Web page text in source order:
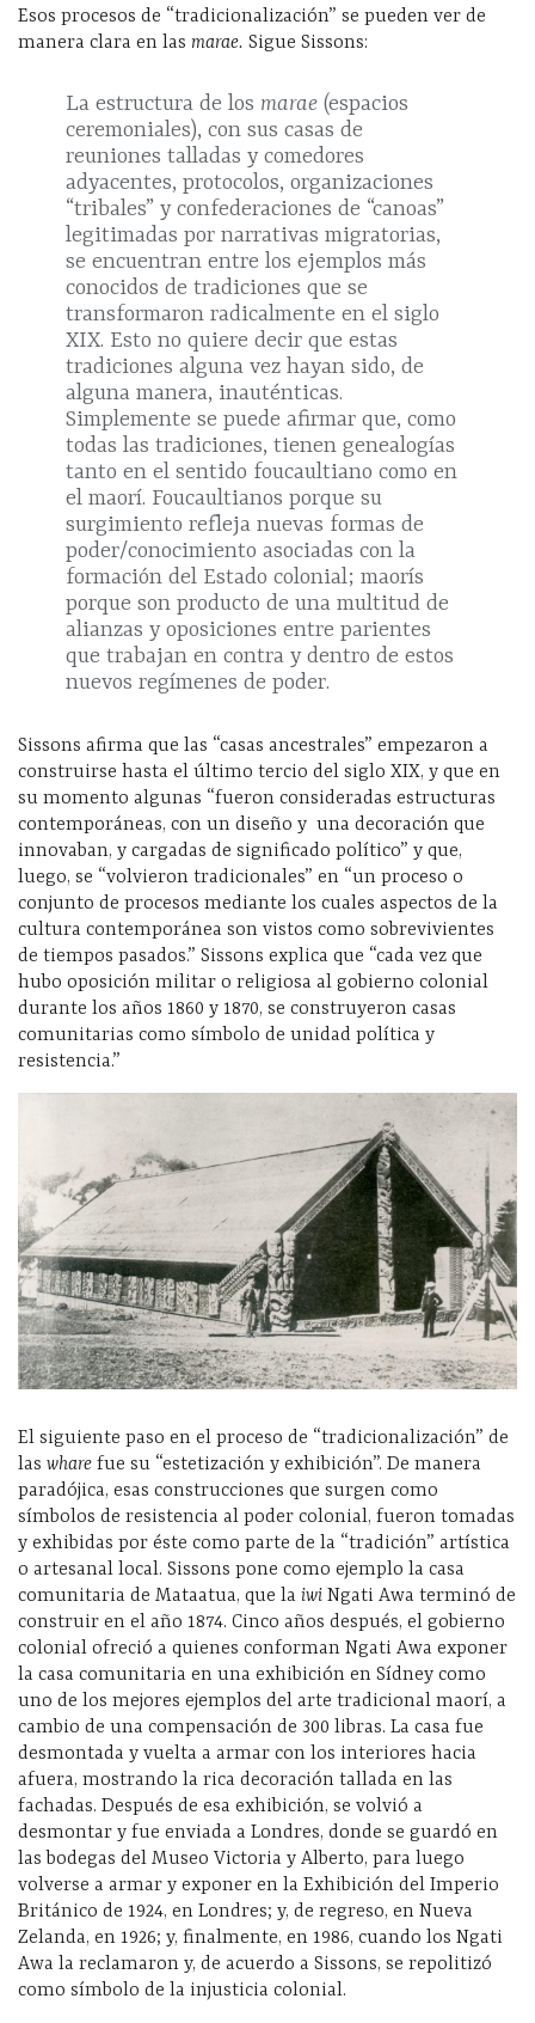
Esos procesos de “tradicionalización” se pueden ver de
manera clara en las marae. Sigue Sissons:
La estructura de los marae (espacios
ceremoniales), con sus casas de
reuniones talladas y comedores
adyacentes, protocolos, organizaciones
“tribales” y confederaciones de “canoas”
legitimadas por narrativas migratorias,
se encuentran entre los ejemplos más
conocidos de tradiciones que se
transformaron radicalmente en el siglo
XIX. Esto no quiere decir que estas
tradiciones alguna vez hayan sido, de
alguna manera, inauténticas.
Simplemente se puede afirmar que, como
todas las tradiciones, tienen genealogías
tanto en el sentido foucaultiano como en
el maorí. Foucaultianos porque su
surgimiento refleja nuevas formas de
poder/conocimiento asociadas con la
formación del Estado colonial; maorís
porque son producto de una multitud de
alianzas y oposiciones entre parientes
que trabajan en contra y dentro de estos
nuevos regímenes de poder.
Sissons afirma que las “casas ancestrales” empezaron a
construirse hasta el último tercio del siglo XIX, y que en
su momento algunas “fueron consideradas estructuras
contemporáneas, con un diseño y una decoración que
innovaban, y cargadas de significado político” y que,
luego, se “volvieron tradicionales” en “un proceso o
conjunto de procesos mediante los cuales aspectos de la
cultura contemporánea son vistos como sobrevivientes
de tiempos pasados.” Sissons explica que “cada vez que
hubo oposición militar o religiosa al gobierno colonial
durante los años 1860 y 1870, se construyeron casas
comunitarias como símbolo de unidad política y
resistencia.”
El siguiente paso en el proceso de “tradicionalización” de
las whare fue su “estetización y exhibición”. De manera
paradójica, esas construcciones que surgen como
símbolos de resistencia al poder colonial, fueron tomadas
y exhibidas por éste como parte de la “tradición” artística
o artesanal local. Sissons pone como ejemplo la casa
comunitaria de Mataatua, que la iwi Ngati Awa terminó de
construir en el año 1874. Cinco años después, el gobierno
colonial ofreció a quienes conforman Ngati Awa exponer
la casa comunitaria en una exhibición en Sídney como
uno de los mejores ejemplos del arte tradicional maorí, a
cambio de una compensación de 300 libras. La casa fue
desmontada y vuelta a armar con los interiores hacia
afuera, mostrando la rica decoración tallada en las
fachadas. Después de esa exhibición, se volvió a
desmontar y fue enviada a Londres, donde se guardó en
las bodegas del Museo Victoria y Alberto, para luego
volverse a armar y exponer en la Exhibición del Imperio
Británico de 1924, en Londres; y, de regreso, en Nueva
Zelanda, en 1926; y, finalmente, en 1986, cuando los Ngati
Awa la reclamaron y, de acuerdo a Sissons, se repolitizó
como símbolo de la injusticia colonial.